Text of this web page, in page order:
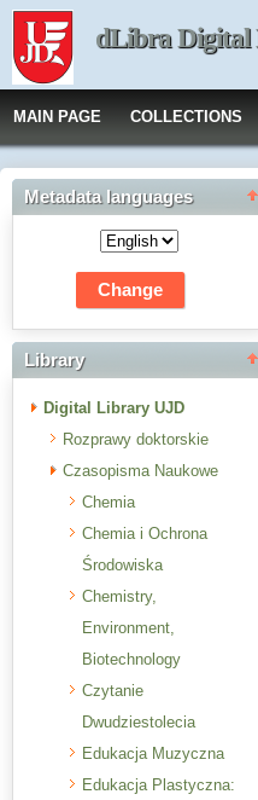
dLibra
MAIN PAGE COLLECTIONS
Metadata languages
Library
Digital Library UJD
Rozprawy doktorskie
Czasopisma Naukowe
Chemia
Chemia i Ochrona
Środowiska
Chemistry,
Environment,
Biotechnology
Czytanie
Dwudziestolecia
Edukacja Muzyczna
Edukacja Plastyczna: